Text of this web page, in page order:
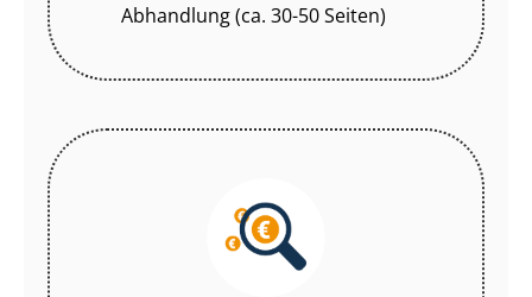
Abhandlung (ca. 30-50 Seiten)